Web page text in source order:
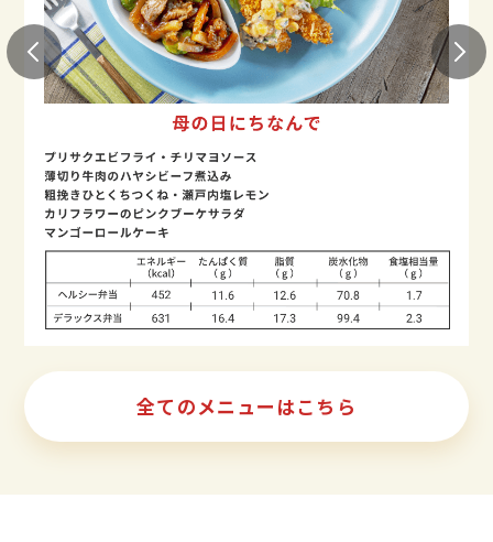
全てのメニューはこちら